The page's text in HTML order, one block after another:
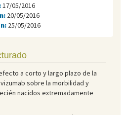
17/05/2016
20/05/2016
25/05/2016
a corto y largo plazo de la
sobre la morbilidad y
nacidos extremadamente